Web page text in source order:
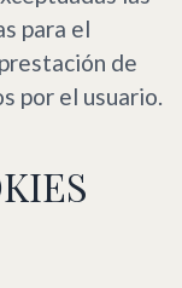
para el
de
por el usuario.